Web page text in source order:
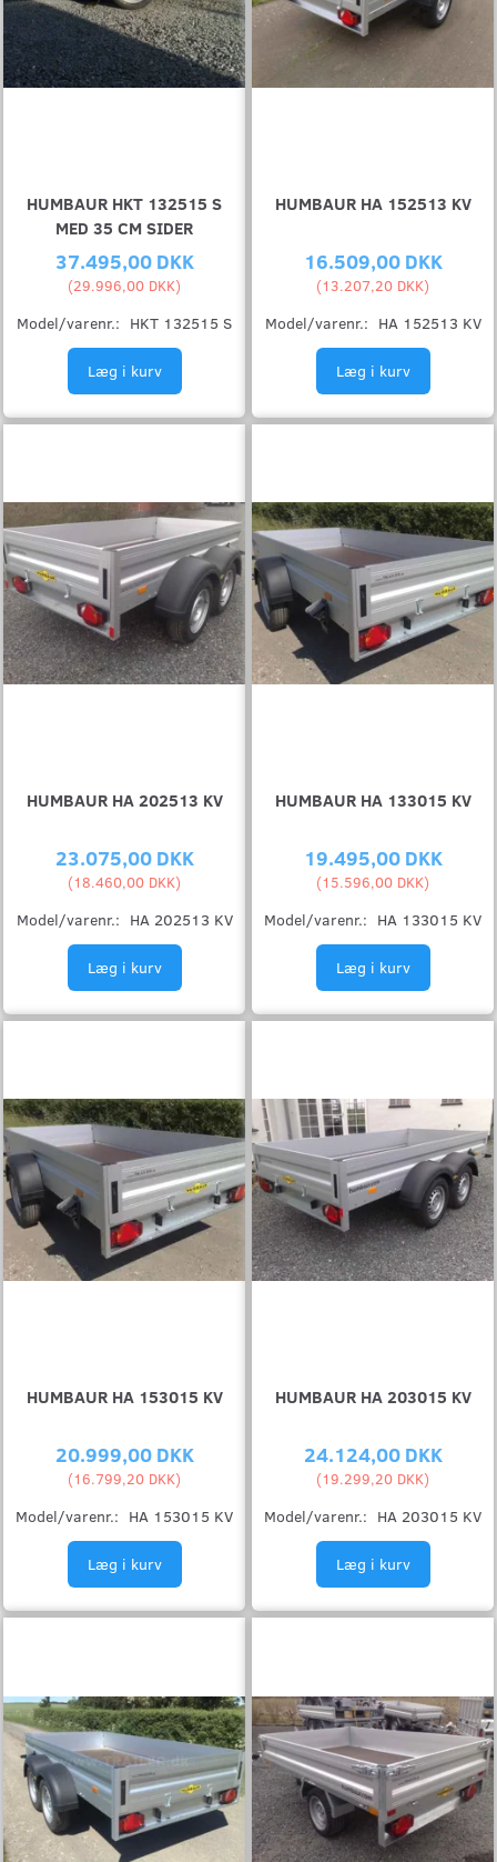
HUMBAUR HKT 132515 S
MED 35 CM SIDER
37.495,00 DKK
(29.996,00 DKK)
Model/varenr.: HKT 132515 S
Læg i kurv
HUMBAUR HA 152513 KV
16.509,00 DKK
(13.207,20 DKK)
Model/varenr.: HA 152513 KV
Læg i kurv
HUMBAUR HA 202513 KV
23.075,00 DKK
(18.460,00 DKK)
Model/varenr.: HA 202513 KV
Læg i kurv
HUMBAUR HA 133015 KV
19.495,00 DKK
(15.596,00 DKK)
Model/varenr.: HA 133015 KV
Læg i kurv
HUMBAUR HA 153015 KV
20.999,00 DKK
(16.799,20 DKK)
Model/varenr.: HA 153015 KV
Læg i kurv
HUMBAUR HA 203015 KV
24.124,00 DKK
(19.299,20 DKK)
Model/varenr.: HA 203015 KV
Læg i kurv